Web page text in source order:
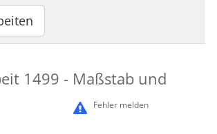
1499 - Maßstab und
Fehler melden